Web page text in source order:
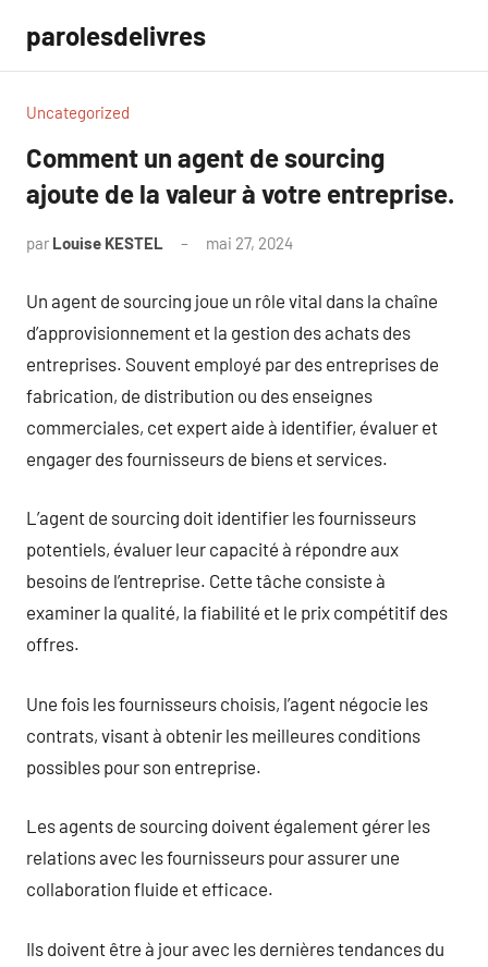
contenu
parolesdelivres
Uncategorized
Comment un agent de sourcing
ajoute de la valeur à votre entreprise.
par Louise KESTEL mai 27, 2024
Un agent de sourcing joue un rôle vital dans la chaîne
d’approvisionnement et la gestion des achats des
entreprises. Souvent employé par des entreprises de
fabrication, de distribution ou des enseignes
commerciales, cet expert aide à identifier, évaluer et
engager des fournisseurs de biens et services.
L’agent de sourcing doit identifier les fournisseurs
potentiels, évaluer leur capacité à répondre aux
besoins de l’entreprise. Cette tâche consiste à
examiner la qualité, la fiabilité et le prix compétitif des
offres.
Une fois les fournisseurs choisis, l’agent négocie les
contrats, visant à obtenir les meilleures conditions
possibles pour son entreprise.
Les agents de sourcing doivent également gérer les
relations avec les fournisseurs pour assurer une
collaboration fluide et efficace.
Ils doivent être à jour avec les dernières tendances du